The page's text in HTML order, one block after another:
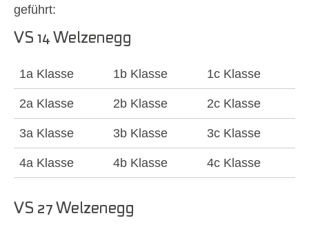
geführt:
VS 14 Welzenegg
1a Klasse 1b Klasse 1c Klasse
2a Klasse 2b Klasse 2c Klasse
3a Klasse 3b Klasse 3c Klasse
4a Klasse 4b Klasse 4c Klasse
VS 27 Welzenegg